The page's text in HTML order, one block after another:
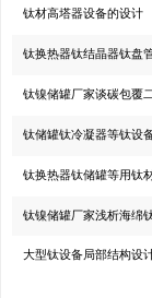
钛材高塔器设备的设计
钛换热器钛结晶器钛盘
钛镍储罐厂家谈碳包覆
钛储罐钛冷凝器等钛设
钛换热器钛储罐等用钛
钛镍储罐厂家浅析海绵
大型钛设备局部结构设